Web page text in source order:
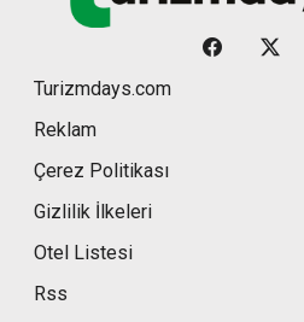
Turizmdays.com
Reklam
Çerez Politikası
Gizlilik İlkeleri
Otel Listesi
Rss